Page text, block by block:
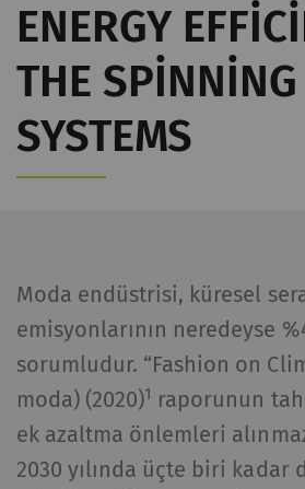
ENERGY
THE SPINNING
SYSTEMS
Moda endüstrisi, küresel sera
emisyonlarının neredeyse
sorumludur. “Fashion on
moda) (2020)1 raporunun
ek azaltma önlemleri
2030 yılında üçte biri kadar
kaydeder. Web
kullanıcı
analizine olanak
verileri oluşturmak
sitelerinde (YouTube, Google
yayınlanan içerik veya
kartlar) web sitemizde de
çoğaltmaktır.
Ad ve
soyadı
Amaç